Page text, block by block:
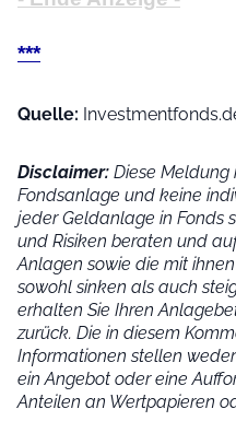
***
Quelle:
Disclaimer: Diese Meldung
Fondsanlage und keine
jeder Geldanlage in Fonds
und Risiken beraten und
Anlagen sowie die mit
sowohl sinken als auch
erhalten Sie Ihren
zurück. Die in diesem
Informationen stellen
ein Angebot oder eine
Anteilen an Wertpapieren